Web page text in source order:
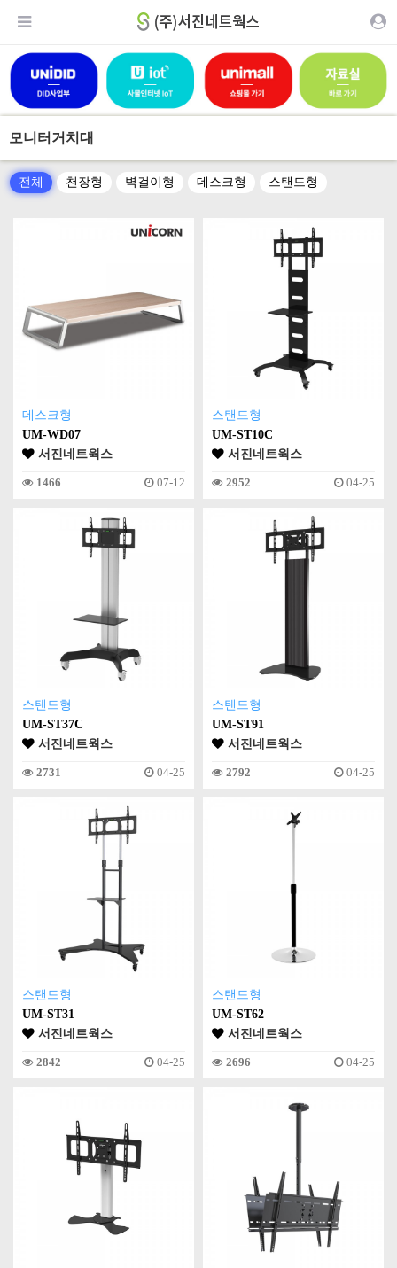
모니터거치대
전체 천장형 벽걸이형 데스크형 스탠드형
데스크형
UM-WD07
서진네트웍스
1466 07-12
스탠드형
UM-ST10C
서진네트웍스
2952 04-25
스탠드형
UM-ST37C
서진네트웍스
2731 04-25
스탠드형
UM-ST91
서진네트웍스
2792 04-25
스탠드형
UM-ST31
서진네트웍스
2842 04-25
스탠드형
UM-ST62
서진네트웍스
2696 04-25